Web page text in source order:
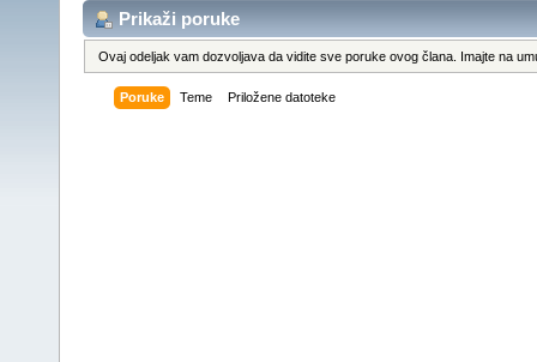
Prikaži poruke
Ovaj odeljak vam dozvoljava da vidite sve poruke ovog člana. Imajte na
Poruke Teme Priložene datoteke